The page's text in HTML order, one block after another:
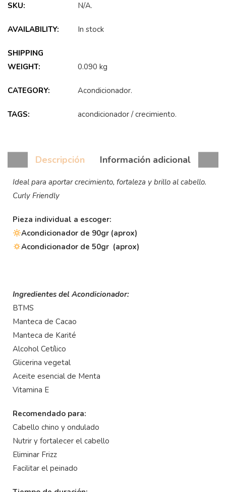
SKU: N/A.
AVAILABILITY: In stock
SHIPPING
WEIGHT:
0.090 kg
CATEGORY: Acondicionador.
TAGS: acondicionador /crecimiento.
Descripción Información adicional
Ideal para aportar crecimiento, fortaleza y brillo al cabello.
Curly Friendly
Pieza individual a escoger:
Acondicionador de 90gr (aprox)
Acondicionador de 50gr (aprox)
Ingredientes del Acondicionador:
BTMS
Manteca de Cacao
Manteca de Karité
Alcohol Cetílico
Glicerina vegetal
Aceite esencial de Menta
Vitamina E
Recomendado para:
Cabello chino y ondulado
Nutrir y fortalecer el cabello
Eliminar Frizz
Facilitar el peinado